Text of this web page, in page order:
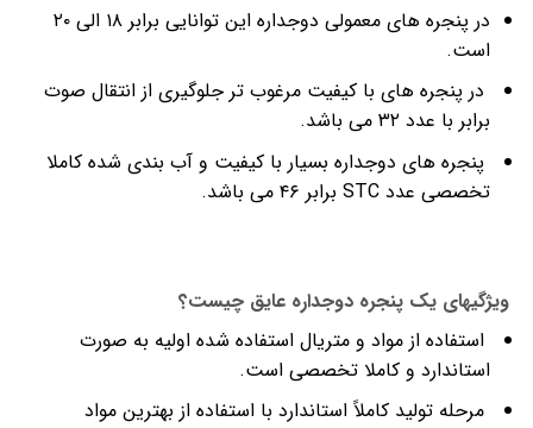
در پنجره های معمولی دوجداره این توانایی برابر ۱۸ الی ۲۰
است.
در پنجره های با کیفیت مرغوب تر جلوگیری از انتقال صوت
برابر با عدد ۳۲ می باشد.
پنجره های دوجداره بسیار با کیفیت و آب بندی شده کاملا
تخصصی عدد STC برابر ۴۶ می باشد.
ویژگیهای یک پنجره دوجداره عایق چیست؟
استفاده از مواد و متریال استفاده شده اولیه به صورت
استاندارد و کاملا تخصصی است.
مرحله تولید کاملاً استاندارد با استفاده از بهترین مواد